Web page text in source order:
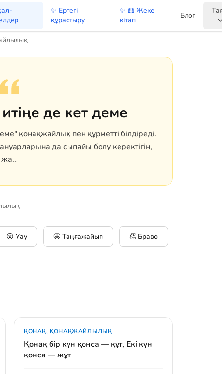
✨ Ертегі
құрастыру
✨ 📖 Жеке
кітап
Блог
де кет деме
қонақжайлық пен құрметті білдіреді.
да сыпайы болу керектігін,
жа...
😮 Уау 🤩 Таңғажайып 👏 Браво
ҚОНАҚ, ҚОНАҚЖАЙЛЫЛЫҚ
Қонақ бір күн қонса — құт, Екі күн
қонса — жұт